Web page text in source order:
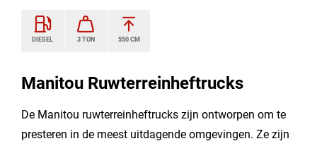
DIESEL 3 TON 550 CM
Manitou Ruwterreinheftrucks
De Manitou ruwterreinheftrucks zijn ontworpen om te
presteren in de meest uitdagende omgevingen. Ze zijn